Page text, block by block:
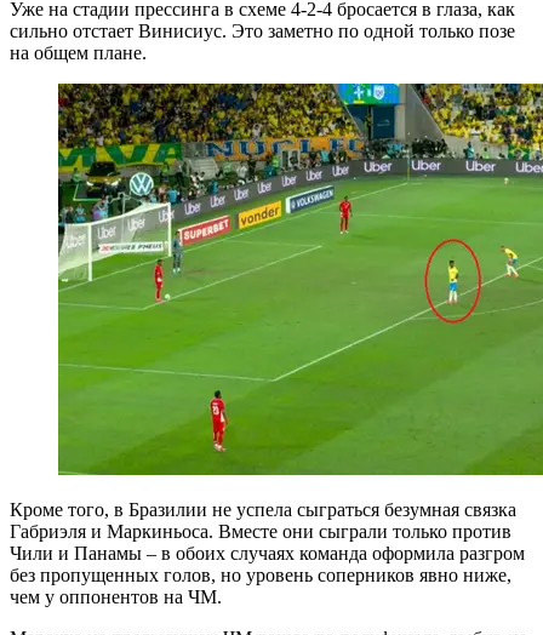
Уже на стадии прессинга в схеме 4-2-4 бросается в глаза, как
сильно отстает Винисиус. Это заметно по одной только позе
на общем плане.
Кроме того, в Бразилии не успела сыграться безумная связка
Габриэля и Маркиньоса. Вместе они сыграли только против
Чили и Панамы – в обоих случаях команда оформила разгром
без пропущенных голов, но уровень соперников явно ниже,
чем у оппонентов на ЧМ.